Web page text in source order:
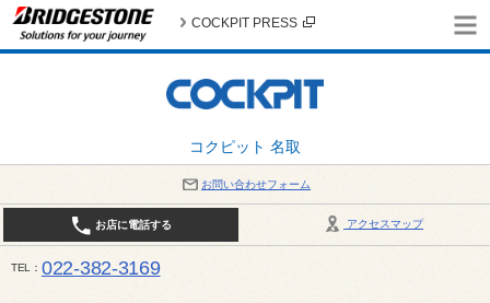
コクピット 名取
COCKPIT PRESS
お問い合わせフォーム
アクセスマップ
お店に電話する
TEL 022-382-3169